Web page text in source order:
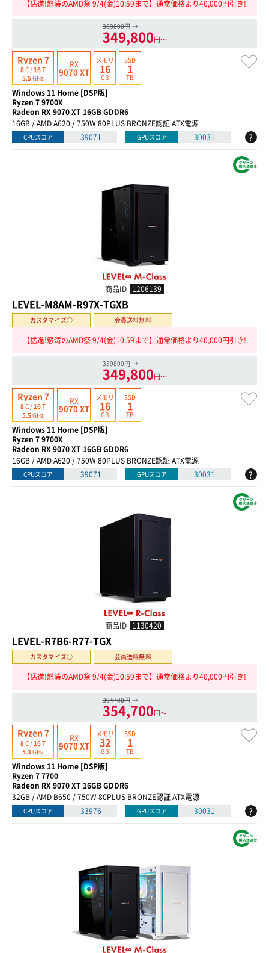
【猛進!怒涛のAMD祭 9/4(金)10:59まで】通常価格より40,000円引き!
389800円 →
349,800円〜
Ryzen 7
8C / 16T
5.5GHz
RX
9070 XT
メモリ
16
GB
SSD
1
TB
Windows 11 Home [DSP版]
Ryzen 7 9700X
Radeon RX 9070 XT 16GB GDDR6
16GB / AMD A620 / 750W 80PLUS BRONZE認証 ATX電源
CPUスコア 39071 GPUスコア 30031 ?
商品ID 1206139
LEVEL-M8AM-R97X-TGXB
カスタマイズ○ 会員送料無料
【猛進!怒涛のAMD祭 9/4(金)10:59まで】通常価格より40,000円引き!
389800円 →
349,800円〜
Ryzen 7
8C /16T
5.5GHz
RX
9070 XT
メモリ
16
GB
SSD
1
TB
Windows 11 Home [DSP版]
Ryzen 7 9700X
Radeon RX 9070 XT 16GB GDDR6
16GB / AMD A620 / 750W 80PLUS BRONZE認証 ATX電源
CPUスコア 39071 GPUスコア 30031 ?
商品ID 1130420
LEVEL-R7B6-R77-TGX
カスタマイズ○ 会員送料無料
【猛進!怒涛のAMD祭 9/4(金)10:59まで】通常価格より40,000円引き!
394700円 →
354,700円〜
Ryzen 7
8C / 16T
5.3GHz
RX
9070 XT
メモリ
32
GB
SSD
1
TB
Windows 11 Home [DSP版]
Ryzen 7 7700
Radeon RX 9070 XT 16GB GDDR6
32GB / AMD B650 / 750W 80PLUS BRONZE認証 ATX電源
CPUスコア 33976 GPUスコア 30031 ?